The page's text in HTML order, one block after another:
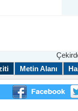
Metin Alanı